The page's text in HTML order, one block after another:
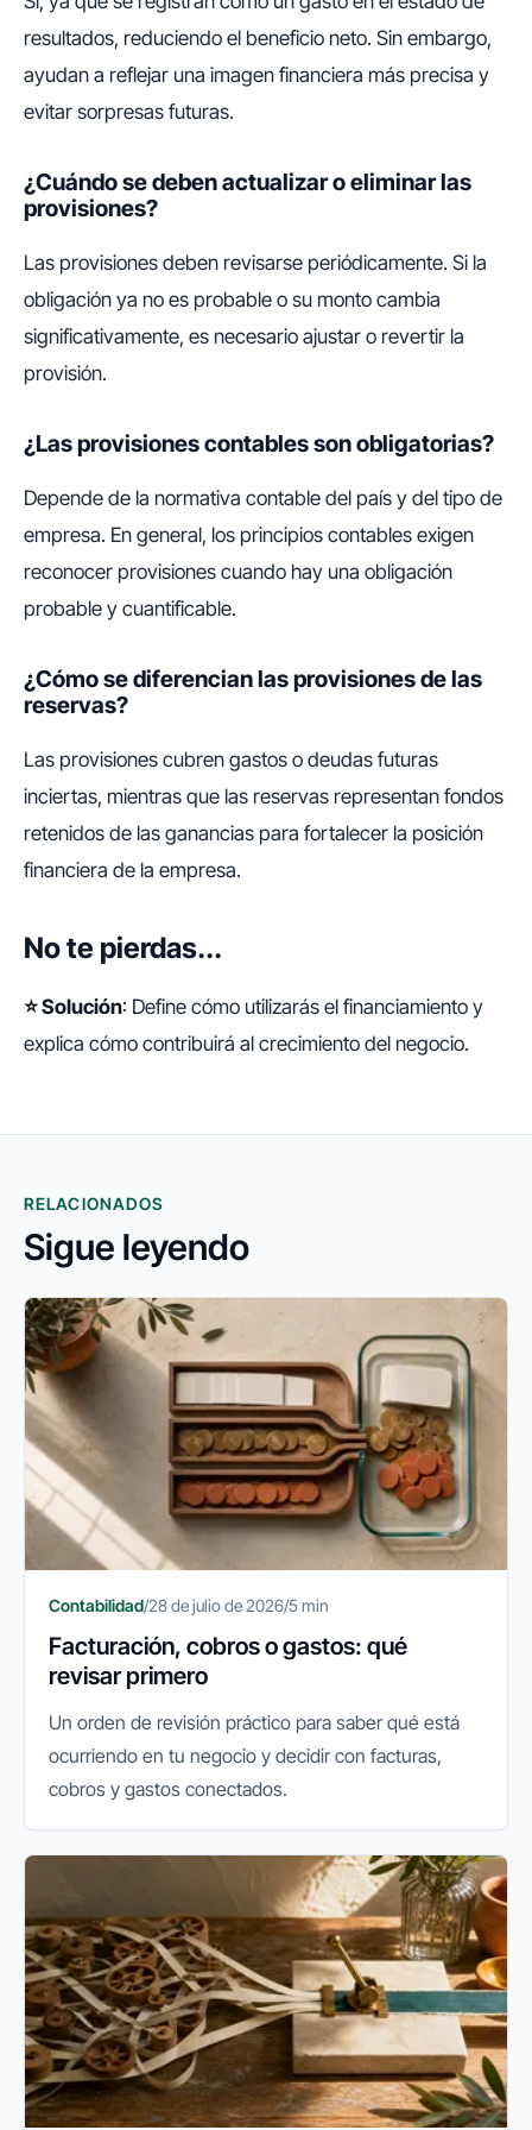
resultados, reduciendo el beneficio neto. Sin embargo,
ayudan a reflejar una imagen financiera más precisa y
evitar sorpresas futuras.
¿Cuándo se deben actualizar o eliminar las
provisiones?
Las provisiones deben revisarse periódicamente. Si la
obligación ya no es probable o su monto cambia
significativamente, es necesario ajustar o revertir la
provisión.
¿Las provisiones contables son obligatorias?
Depende de la normativa contable del país y del tipo de
empresa. En general, los principios contables exigen
reconocer provisiones cuando hay una obligación
probable y cuantificable.
¿Cómo se diferencian las provisiones de las
reservas?
Las provisiones cubren gastos o deudas futuras
inciertas, mientras que las reservas representan fondos
retenidos de las ganancias para fortalecer la posición
financiera de la empresa.
No te pierdas...
⭐ Solución: Define cómo utilizarás el financiamiento y
explica cómo contribuirá al crecimiento del negocio.
RELACIONADOS
Sigue leyendo
Contabilidad/28 de julio de 2026/5 min
Facturación, cobros o gastos: qué
revisar primero
Un orden de revisión práctico para saber qué está
ocurriendo en tu negocio y decidir con facturas,
cobros y gastos conectados.